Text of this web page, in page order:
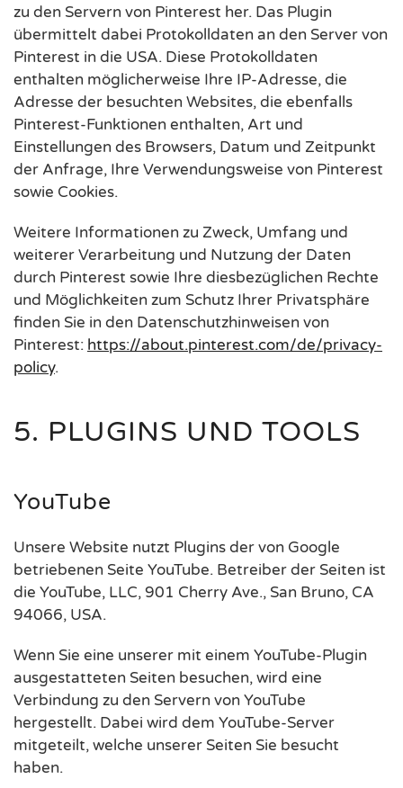
zu den Servern von Pinterest her. Das Plugin
übermittelt dabei Protokolldaten an den Server von
Pinterest in die USA. Diese Protokolldaten
enthalten möglicherweise Ihre IP-Adresse, die
Adresse der besuchten Websites, die ebenfalls
Pinterest-Funktionen enthalten, Art und
Einstellungen des Browsers, Datum und Zeitpunkt
der Anfrage, Ihre Verwendungsweise von Pinterest
sowie Cookies.
Weitere Informationen zu Zweck, Umfang und
weiterer Verarbeitung und Nutzung der Daten
durch Pinterest sowie Ihre diesbezüglichen Rechte
und Möglichkeiten zum Schutz Ihrer Privatsphäre
finden Sie in den Datenschutzhinweisen von
Pinterest: https://about.pinterest.com/de/privacy-
policy.
5. PLUGINS UND TOOLS
YouTube
Unsere Website nutzt Plugins der von Google
betriebenen Seite YouTube. Betreiber der Seiten ist
die YouTube, LLC, 901 Cherry Ave., San Bruno, CA
94066, USA.
Wenn Sie eine unserer mit einem YouTube-Plugin
ausgestatteten Seiten besuchen, wird eine
Verbindung zu den Servern von YouTube
hergestellt. Dabei wird dem YouTube-Server
mitgeteilt, welche unserer Seiten Sie besucht
haben.